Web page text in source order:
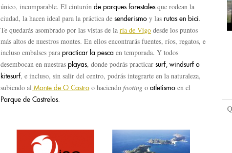
único, incomparable. El cinturón de parques forestales que rodean la
ciudad, la hacen ideal para la práctica de senderismo y las rutas en bici.
Te quedarás asombrado por las vistas de la ría de Vigo desde los puntos
más altos de nuestros montes. En ellos encontrarás fuentes, ríos, regatos, e
incluso embalses para practicar la pesca en temporada. Y todos
desembocan en nuestras playas, donde podrás practicar surf, windsurf o
kitesurf, e incluso, sin salir del centro, podrás integrarte en la naturaleza,
subiendo al Monte de O Castro o haciendo footing o atletismo en el
Parque de Castrelos.